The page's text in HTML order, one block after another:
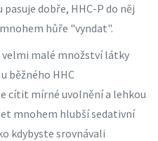
dobře, HHC-P do něj
hůře "vyndat".
velmi malé množství látky
běžného HHC
cítit mírné uvolnění a lehkou
mnohem hlubší sedativní
kdybyste srovnávali